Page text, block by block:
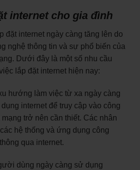
internet cho gia đình
đặt internet ngày càng tăng lên do
nghệ thông tin và sự phổ biến của
Dưới đây là một số nhu cầu
lắp đặt internet hiện nay:
hướng làm việc từ xa ngày càng
internet để truy cập vào công
trở nên cần thiết. Các nhân
hệ thống và ứng dụng công
qua internet.
dùng ngày càng sử dụng